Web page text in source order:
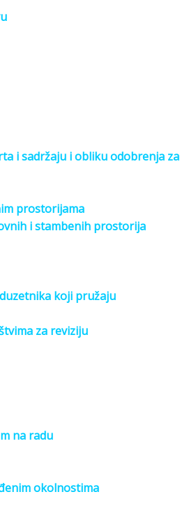
i sadržaju i obliku odobrenja za
prostorijama
i stambenih prostorija
koji pružaju
za reviziju
na radu
okolnostima